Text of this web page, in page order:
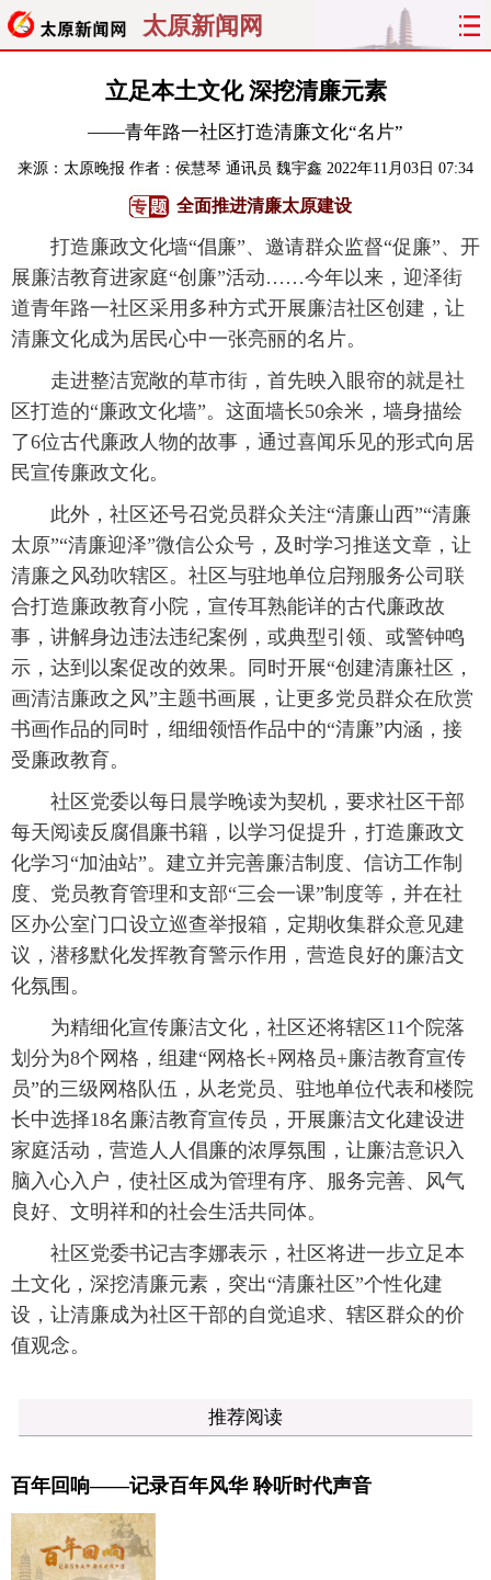
太原新闻网
聚焦 太原
关注 文明
曝光 综合
旅游 理财 政务 教育
看天下 晋月读 最太原 网罗民生
立足本土文化 深挖清廉元素
——青年路一社区打造清廉文化“名片”
来源： 太原晚报 作者：侯慧琴 通讯员 魏宇鑫 2022年11月03日 07:34
全面推进清廉太原建设
打造廉政文化墙“倡廉”、邀请群众监督“促廉”、开
展廉洁教育进家庭“创廉”活动……今年以来，迎泽街
道青年路一社区采用多种方式开展廉洁社区创建，让
清廉文化成为居民心中一张亮丽的名片。
走进整洁宽敞的草市街，首先映入眼帘的就是社
区打造的“廉政文化墙”。这面墙长50余米，墙身描绘
了6位古代廉政人物的故事，通过喜闻乐见的形式向居
民宣传廉政文化。
此外，社区还号召党员群众关注“清廉山西”“清廉
太原”“清廉迎泽”微信公众号，及时学习推送文章，让
清廉之风劲吹辖区。社区与驻地单位启翔服务公司联
合打造廉政教育小院，宣传耳熟能详的古代廉政故
事，讲解身边违法违纪案例，或典型引领、或警钟鸣
示，达到以案促改的效果。同时开展“创建清廉社区，
画清洁廉政之风”主题书画展，让更多党员群众在欣赏
书画作品的同时，细细领悟作品中的“清廉”内涵，接
受廉政教育。
社区党委以每日晨学晚读为契机，要求社区干部
每天阅读反腐倡廉书籍，以学习促提升，打造廉政文
化学习“加油站”。建立并完善廉洁制度、信访工作制
度、党员教育管理和支部“三会一课”制度等，并在社
区办公室门口设立巡查举报箱，定期收集群众意见建
议，潜移默化发挥教育警示作用，营造良好的廉洁文
化氛围。
为精细化宣传廉洁文化，社区还将辖区11个院落
划分为8个网格，组建“网格长+网格员+廉洁教育宣传
员”的三级网格队伍，从老党员、驻地单位代表和楼院
长中选择18名廉洁教育宣传员，开展廉洁文化建设进
家庭活动，营造人人倡廉的浓厚氛围，让廉洁意识入
脑入心入户，使社区成为管理有序、服务完善、风气
良好、文明祥和的社会生活共同体。
社区党委书记吉李娜表示，社区将进一步立足本
土文化，深挖清廉元素，突出“清廉社区”个性化建
设，让清廉成为社区干部的自觉追求、辖区群众的价
值观念。
推荐阅读
百年回响——记录百年风华 聆听时代声音